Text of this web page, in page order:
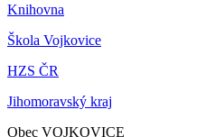
Knihovna
Škola Vojkovice
HZS ČR
Jihomoravský kraj
Obec VOJKOVICE